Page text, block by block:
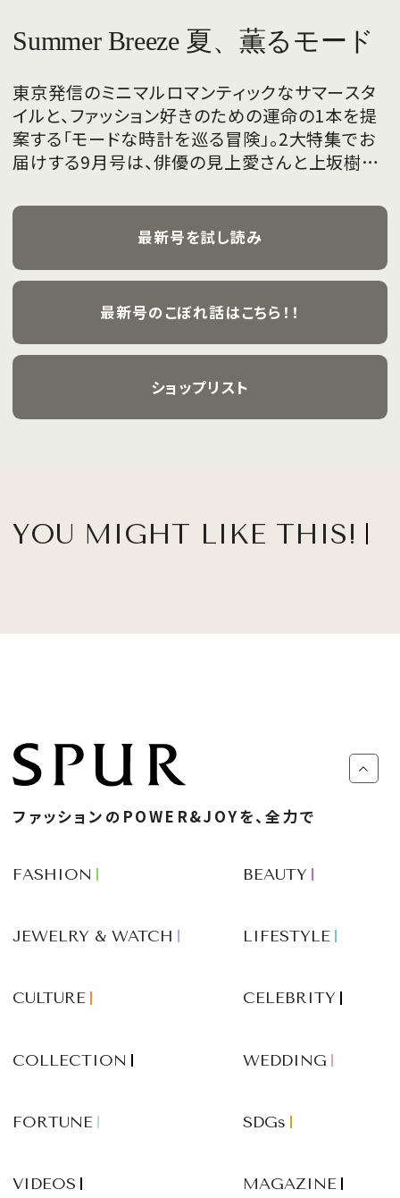
Summer Breeze 夏、薫るモード
東京発信のミニマルロマンティックなサマースタ
イルと、ファッション好きのための運命の1本を提
案する「モードな時計を巡る冒険」。2大特集でお
届けする9月号は、俳優の見上愛さんと上坂樹里
飾ります。
最新号を試し読み
最新号のこぼれ話はこちら！！
ショップリスト
YOU MIGHT LIKE THIS!
ファッションのPOWER&JOYを、全力で
FASHION BEAUTY
JEWELRY & WATCH LIFESTYLE
CULTURE CELEBRITY
COLLECTION WEDDING
FORTUNE SDGs
VIDEOS MAGAZINE